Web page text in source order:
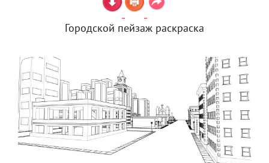
Городской пейзаж раскраска